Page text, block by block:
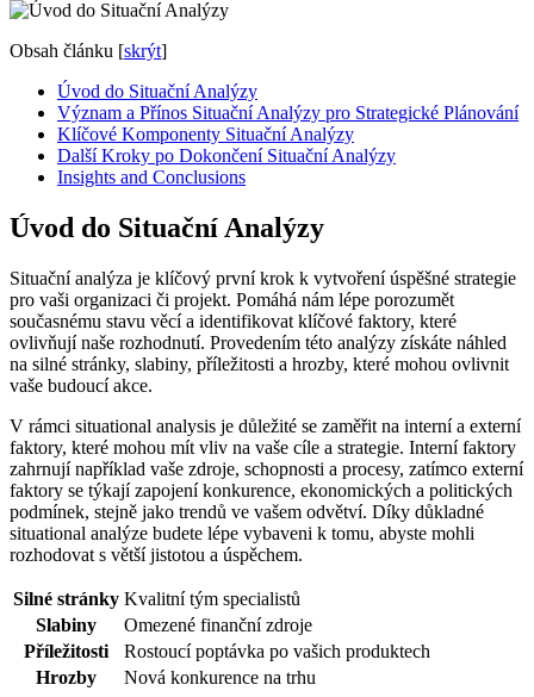
Obsah článku [skrýt]
Úvod do Situační Analýzy
Význam a Přínos Situační Analýzy pro Strategické Plánování
Klíčové Komponenty Situační Analýzy
Další Kroky po Dokončení Situační Analýzy
Insights and Conclusions
Úvod do Situační Analýzy
Situační analýza je klíčový první krok k vytvoření úspěšné strategie
pro vaši organizaci či projekt. Pomáhá nám lépe porozumět
současnému stavu věcí a identifikovat klíčové faktory, které
ovlivňují naše rozhodnutí. Provedením této analýzy získáte náhled
na silné stránky, slabiny, příležitosti a hrozby, které mohou ovlivnit
vaše budoucí akce.
V rámci situational analysis je důležité se zaměřit na interní a externí
faktory, které mohou mít vliv na vaše cíle a strategie. Interní faktory
zahrnují například vaše zdroje, schopnosti a procesy, zatímco externí
faktory se týkají zapojení konkurence, ekonomických a politických
podmínek, stejně jako trendů ve vašem odvětví. Díky důkladné
situational analýze budete lépe vybaveni k tomu, abyste mohli
rozhodovat s větší jistotou a úspěchem.
Silné stránky Kvalitní tým specialistů
Slabiny
Omezené finanční zdroje
Příležitosti
Rostoucí poptávka po vašich produktech
Hrozby
Nová konkurence na trhu